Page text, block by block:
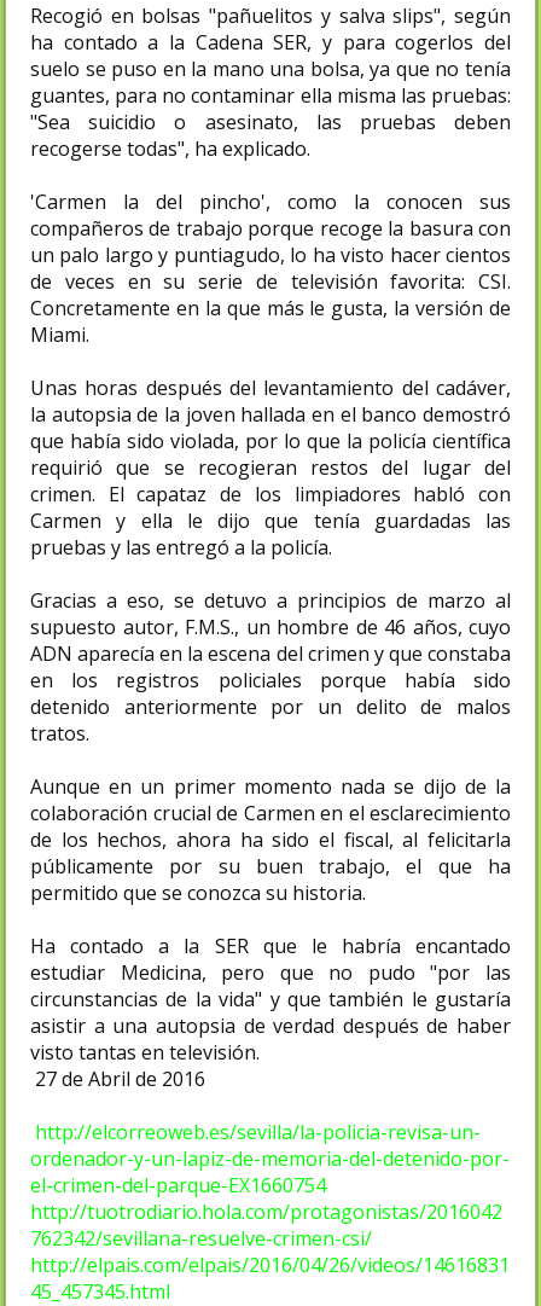
Recogió en bolsas "pañuelitos y salva slips", según
ha contado a la Cadena SER, y para cogerlos del
suelo se puso en la mano una bolsa, ya que no tenía
guantes, para no contaminar ella misma las pruebas:
"Sea suicidio o asesinato, las pruebas deben
recogerse todas", ha explicado.
'Carmen la del pincho', como la conocen sus
compañeros de trabajo porque recoge la basura con
un palo largo y puntiagudo, lo ha visto hacer cientos
de veces en su serie de televisión favorita: CSI.
Concretamente en la que más le gusta, la versión de
Miami.
Unas horas después del levantamiento del cadáver,
la autopsia de la joven hallada en el banco demostró
que había sido violada, por lo que la policía científica
requirió que se recogieran restos del lugar del
crimen. El capataz de los limpiadores habló con
Carmen y ella le dijo que tenía guardadas las
pruebas y las entregó a la policía.
Gracias a eso, se detuvo a principios de marzo al
supuesto autor, F.M.S., un hombre de 46 años, cuyo
ADN aparecía en la escena del crimen y que constaba
en los registros policiales porque había sido
detenido anteriormente por un delito de malos
tratos.
Aunque en un primer momento nada se dijo de la
colaboración crucial de Carmen en el esclarecimiento
de los hechos, ahora ha sido el fiscal, al felicitarla
públicamente por su buen trabajo, el que ha
permitido que se conozca su historia.
Ha contado a la SER que le habría encantado
estudiar Medicina, pero que no pudo "por las
circunstancias de la vida" y que también le gustaría
asistir a una autopsia de verdad después de haber
visto tantas en televisión.
27 de Abril de 2016
http://elcorreoweb.es/sevilla/la-policia-revisa-un-
ordenador-y-un-lapiz-de-memoria-del-detenido-por-
el-crimen-del-parque-EX1660754
http://tuotrodiario.hola.com/protagonistas/2016042
762342/sevillana-resuelve-crimen-csi/
http://elpais.com/elpais/2016/04/26/videos/14616831
45_457345.html